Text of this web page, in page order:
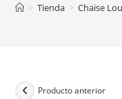
> Tienda > Chaise
Producto anterior